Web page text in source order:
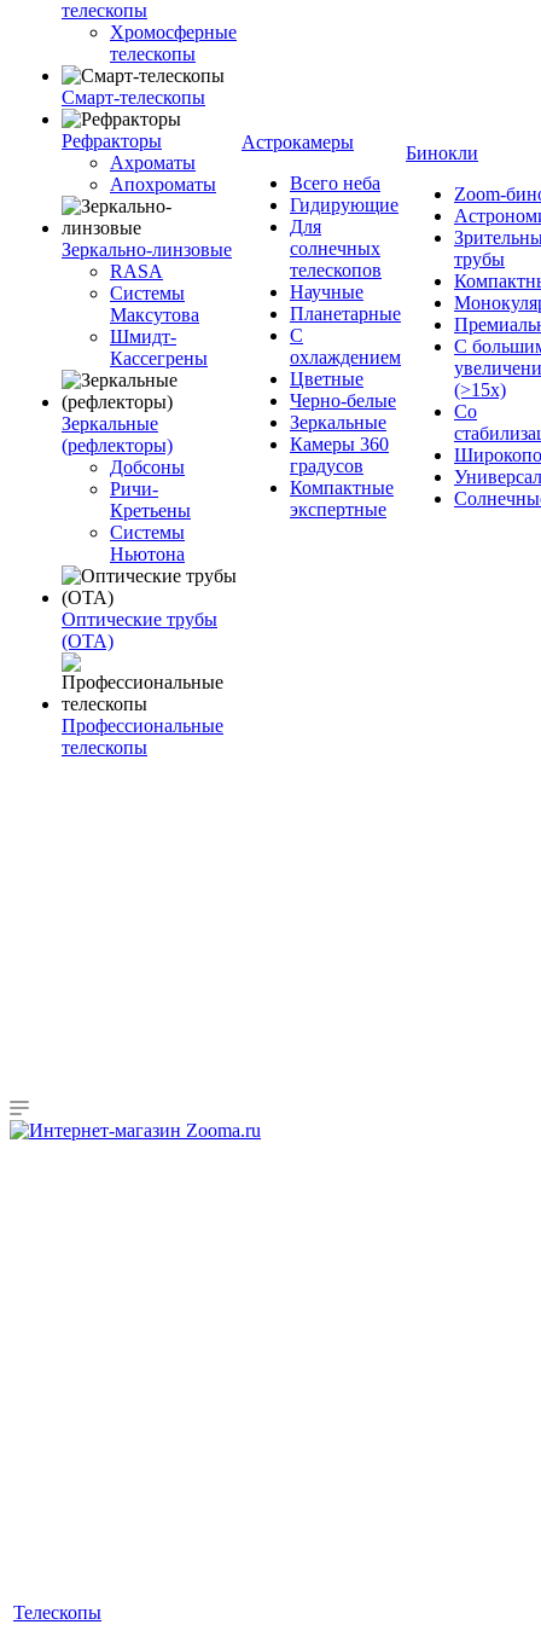
телескопы
Хромосферные
телескопы
Смарт-телескопы
Рефракторы
Ахроматы
Апохроматы
Зеркально-линзовые
RASA
Системы
Максутова
Шмидт-
Кассегрены
Зеркальные
(рефлекторы)
Добсоны
Ричи-
Кретьены
Системы
Ньютона
Оптические трубы
(OTA)
Профессиональные
телескопы
Астрокамеры
Всего неба
Гидирующие
Для
солнечных
телескопов
Научные
Планетарные
С
охлаждением
Цветные
Черно-белые
Зеркальные
Камеры 360
градусов
Компактные
экспертные
Бинокли
Zoom-
трубы
С
(>15x)
Со
Телескопы